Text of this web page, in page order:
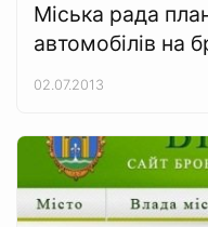
Міська рада
автомобілів на
02.07.2013